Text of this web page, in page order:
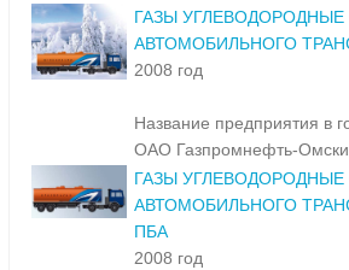
ГАЗЫ
АВТОМОБИЛЬНОГО
2008 год
Название предприятия в
ОАО Газпромнефть-
ГАЗЫ
АВТОМОБИЛЬНОГО
ПБА
2008 год